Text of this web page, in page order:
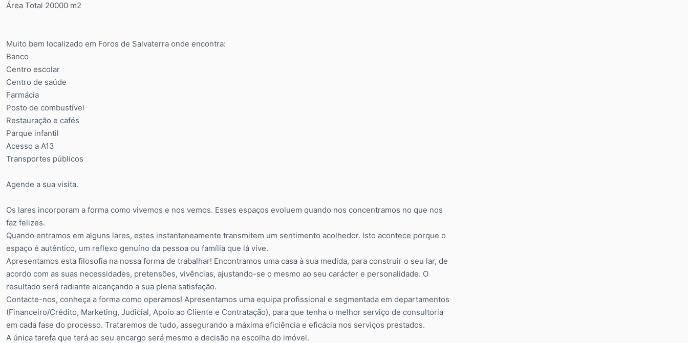
Área Total 20000 m2
Muito bem localizado em Foros de Salvaterra onde encontra:
Banco
Centro escolar
Centro de saúde
Farmácia
Posto de combustível
Restauração e cafés
Parque infantil
Acesso a A13
Transportes públicos
Agende a sua visita.
Os lares incorporam a forma como vivemos e nos vemos. Esses espaços evoluem quando nos concentramos no que nos
faz felizes.
Quando entramos em alguns lares, estes instantaneamente transmitem um sentimento acolhedor. Isto acontece porque o
espaço é autêntico, um reflexo genuíno da pessoa ou família que lá vive.
Apresentamos esta filosofia na nossa forma de trabalhar! Encontramos uma casa à sua medida, para construir o seu lar, de
acordo com as suas necessidades, pretensões, vivências, ajustando-se o mesmo ao seu carácter e personalidade. O
resultado será radiante alcançando a sua plena satisfação.
Contacte-nos, conheça a forma como operamos! Apresentamos uma equipa profissional e segmentada em departamentos
(Financeiro/Crédito, Marketing, Judicial, Apoio ao Cliente e Contratação), para que tenha o melhor serviço de consultoria
em cada fase do processo. Trataremos de tudo, assegurando a máxima eficiência e eficácia nos serviços prestados.
A única tarefa que terá ao seu encargo será mesmo a decisão na escolha do imóvel.